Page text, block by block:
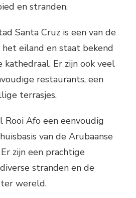
en stranden.
Santa Cruz is een van de
eiland en staat bekend
kathedraal. Er zijn ook veel
restaurants, een
terrasjes.
Rooi Afo een eenvoudig
van de Arubaanse
zijn een prachtige
stranden en de
wereld.